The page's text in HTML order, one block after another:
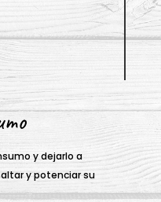
y dejarlo a
y potenciar su